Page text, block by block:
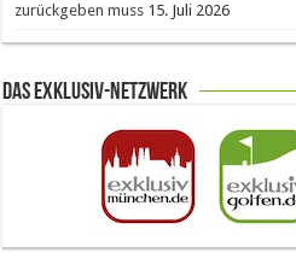
zurückgeben muss 15. Juli 2026
Das Exklusiv-Netzwerk